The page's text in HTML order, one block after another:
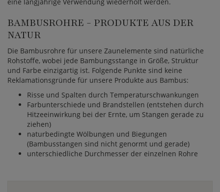
BAMBUSROHRE - PRODUKTE AUS DER
NATUR
Die Bambusrohre für unsere Zaunelemente sind natürliche
Rohstoffe, wobei jede Bambungsstange in Größe, Struktur
und Farbe einzigartig ist. Folgende Punkte sind keine
Reklamationsgründe für unsere Produkte aus Bambus:
Risse und Spalten durch Temperaturschwankungen
Farbunterschiede und Brandstellen (entstehen durch
Hitzeeinwirkung bei der Ernte, um Stangen gerade zu
ziehen)
naturbedingte Wölbungen und Biegungen
(Bambusstangen sind nicht genormt und gerade)
unterschiedliche Durchmesser der einzelnen Rohre